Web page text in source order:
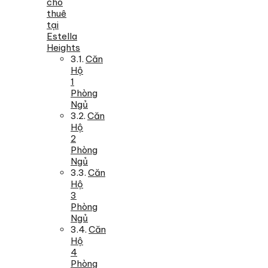
thuê
tại
Estella
Heights
Căn
Hộ
1
Phòng
Ngủ
Căn
Hộ
2
Phòng
Ngủ
Căn
Hộ
3
Phòng
Ngủ
Căn
Hộ
4
Phòng